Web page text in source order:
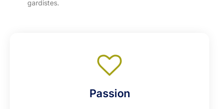
gardistes.
Passion